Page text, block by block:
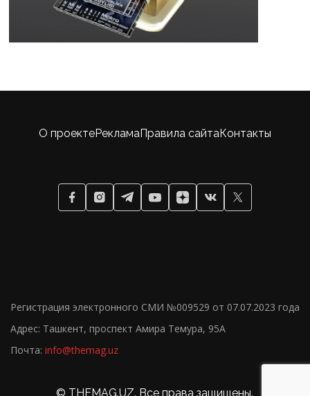
Регистрация электронного СМИ №009529 от 07.07.2023 года
Адрес: Ташкент, проспект Амира Темура, 95А
Почта: info@themag.uz
О проектеРекламаПравила сайтаКонтакты
© THEMAG.UZ. Все права защищены.